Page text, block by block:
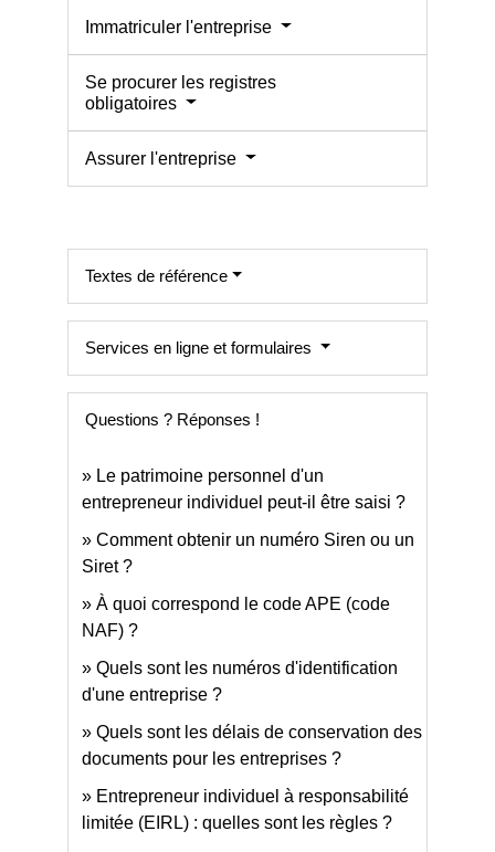
Immatriculer l'entreprise
Se procurer les registres
obligatoires
Assurer l'entreprise
Textes de référence
Services en ligne et formulaires
Questions ? Réponses !
Le patrimoine personnel d'un
entrepreneur individuel peut-il être saisi ?
Comment obtenir un numéro Siren ou un
Siret ?
À quoi correspond le code APE (code
NAF) ?
Quels sont les numéros d'identification
d'une entreprise ?
Quels sont les délais de conservation des
documents pour les entreprises ?
Entrepreneur individuel à responsabilité
limitée (EIRL) : quelles sont les règles ?